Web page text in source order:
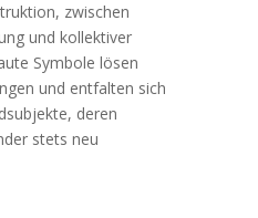
zwischen
und kollektiver
Symbole lösen
und entfalten sich
deren
stets neu